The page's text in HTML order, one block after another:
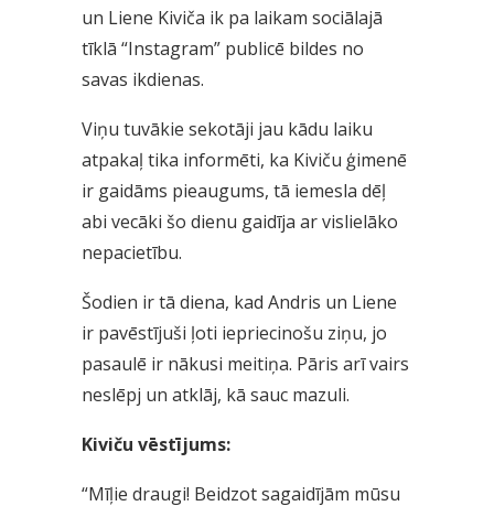
un Liene Kiviča ik pa laikam sociālajā
tīklā “Instagram” publicē bildes no
savas ikdienas.
Viņu tuvākie sekotāji jau kādu laiku
atpakaļ tika informēti, ka Kiviču ģimenē
ir gaidāms pieaugums, tā iemesla dēļ
abi vecāki šo dienu gaidīja ar vislielāko
nepacietību.
Šodien ir tā diena, kad Andris un Liene
ir pavēstījuši ļoti iepriecinošu ziņu, jo
pasaulē ir nākusi meitiņa. Pāris arī vairs
neslēpj un atklāj, kā sauc mazuli.
Kiviču vēstījums:
“Mīļie draugi! Beidzot sagaidījām mūsu